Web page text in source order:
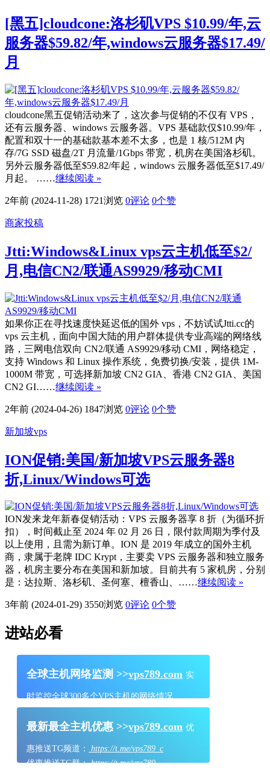
[黑五]cloudcone:洛杉矶VPS $10.99/年,云
服务器$59.82/年,windows云服务器$17.49/
月
cloudcone黑五促销活动来了，这次参与促销的不仅有 VPS，
还有云服务器、windows 云服务器。VPS 基础款仅$10.99/年，
配置和双十一的基础款基本差不太多，也是 1 核/512M 内
存/7G SSD 磁盘/2T 月流量/1Gbps 带宽，机房在美国洛杉矶。
另外云服务器低至$59.82/年起，windows 云服务器低至$17.49/
月起。 ……继续阅读 »
2年前 (2024-11-28) 1721浏览 0评论 0个赞
商家投稿
Jtti:Windows&Linux vps云主机低至$2/
月,电信CN2/联通AS9929/移动CMI
如果你正在寻找速度快延迟低的国外 vps，不妨试试Jtti.cc的
vps 云主机，面向中国大陆的用户群体提供专业高端的网络线
路，三网电信双向 CN2/联通 AS9929/移动 CMI，网络稳定，
支持 Windows 和 Linux 操作系统，免费切换/安装，提供 1M-
1000M 带宽，可选择新加坡 CN2 GIA、香港 CN2 GIA、美国
CN2 GI……继续阅读 »
2年前 (2024-04-26) 1847浏览 0评论 0个赞
新加坡vps
ION促销:美国/新加坡VPS云服务器8
折,Linux/Windows可选
ION发来龙年新春促销活动：VPS 云服务器享 8 折（为循环折
扣），时间截止至 2024 年 02 月 26 日，限付款周期为季付及
以上使用，且需为新订单。ION 是 2019 年成立的国外主机
商，隶属于老牌 IDC Krypt，主要卖 VPS 云服务器和独立服务
器，机房主要分布在美国和新加坡。目前共有 5 家机房，分别
是：达拉斯、洛杉矶、圣何塞、檀香山、……继续阅读 »
3年前 (2024-01-29) 3550浏览 0评论 0个赞
进站必看
全球主机网络监测 >>vps789.com 实
时监控全球300多个VPS主机的网络情况
最新最全主机优惠 >>vps789.com 优
惠推送TG频道：
https://t.me/vps789_c
优惠推送TG群：https://t.me/vps789